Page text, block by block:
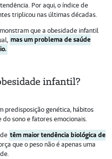
Por aqui, o índice de
triplicou nas últimas décadas.
que a obesidade infantil
mas um problema de saúde
infantil?
predisposição genética, hábitos
sono e fatores emocionais.
têm maior tendência biológica de
que o peso não é apenas uma